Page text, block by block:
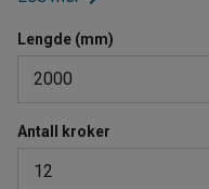
Lengde (mm)
2000
1000
1500
Antall kroker
12